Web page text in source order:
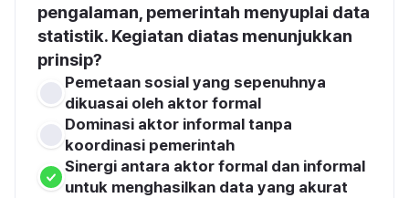
pengalaman, pemerintah menyuplai data
statistik. Kegiatan diatas menunjukkan
prinsip?
Pemetaan sosial yang sepenuhnya
dikuasai oleh aktor formal
Dominasi aktor informal tanpa
koordinasi pemerintah
Sinergi antara aktor formal dan informal
untuk menghasilkan data yang akurat